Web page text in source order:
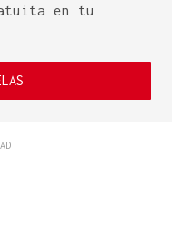
en tu